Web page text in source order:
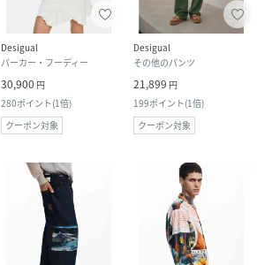
Desigual
パーカー・フーディー
30,900 円
280ポイント(1倍)
クーポン対象
Desigual
その他のパンツ
21,899 円
199ポイント(1倍)
クーポン対象